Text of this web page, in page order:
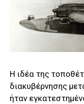
Η ιδέα της
διακυβέρνησης
ήταν